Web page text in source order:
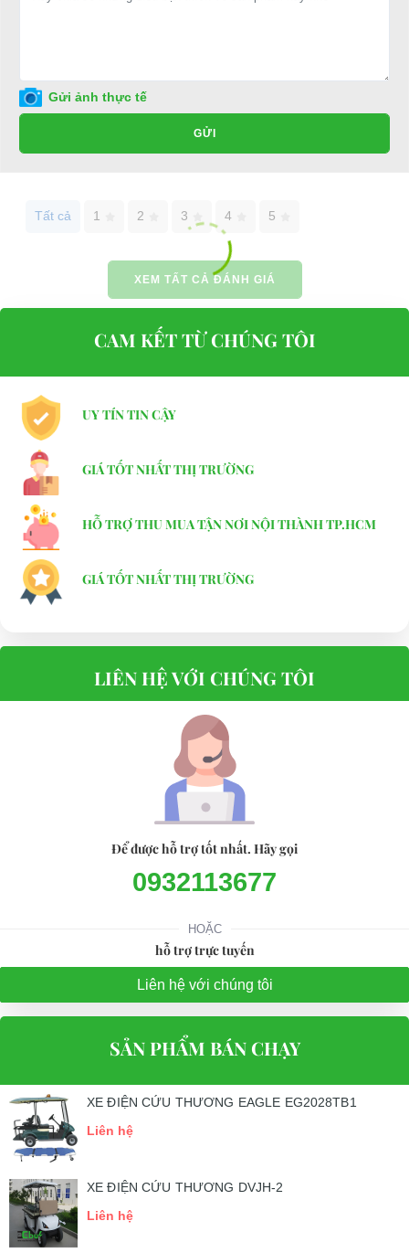
Điện thoại: 0932113677
E-mail:phuhuynhkd@gmail.com
Website:xediendulich.com
Gửi ảnh thực tế
GỬI
Tất cả 1 2 3 4 5
XEM TẤT CẢ ĐÁNH GIÁ
CAM KẾT TỪ CHÚNG TÔI
UY TÍN TIN CẬY
GIÁ TỐT NHẤT THỊ TRƯỜNG
HỖ TRỢ THU MUA TẬN NƠI NỘI THÀNH TP.HCM
GIÁ TỐT NHẤT THỊ TRƯỜNG
LIÊN HỆ VỚI CHÚNG TÔI
Để được hỗ trợ tốt nhất. Hãy gọi
0932113677
HOẶC
hỗ trợ trực tuyến
Liên hệ với chúng tôi
SẢN PHẨM BÁN CHẠY
XE ĐIỆN CỨU THƯƠNG EAGLE EG2028TB1
Liên hệ
XE ĐIỆN CỨU THƯƠNG DVJH-2
Liên hệ